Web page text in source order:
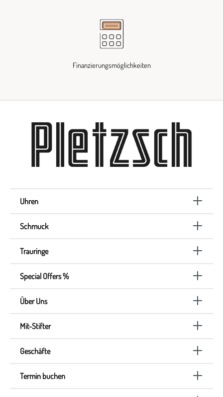
Finanzierungsmöglichkeiten
Uhren
Schmuck
Trauringe
Special Offers %
Über Uns
Mit-Stifter
Geschäfte
Termin buchen